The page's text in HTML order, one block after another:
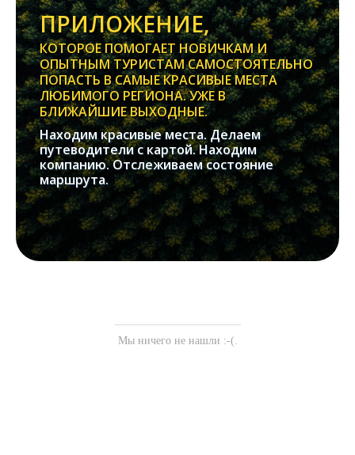
ПРИЛОЖЕНИЕ,
КОТОРОЕ ПОМОГАЕТ НОВИЧКАМ И
ОПЫТНЫМ ТУРИСТАМ САМОСТОЯТЕЛЬНО
ПОПАСТЬ В САМЫЕ КРАСИВЫЕ МЕСТА
ЛЮБИМОГО РЕГИОНА. УЖЕ В
БЛИЖАЙШИЕ ВЫХОДНЫЕ.
Находим красивые места. Делаем
путеводители с картой. Находим
компанию. Отслеживаем состояние
маршрута.
Мы ничего не нашли :-(.